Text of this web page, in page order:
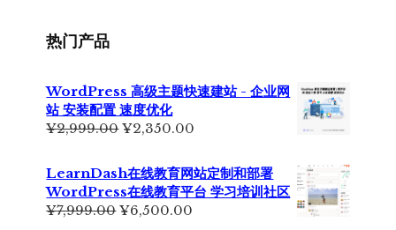
热门产品
WordPress 高级主题快速建站 - 企业网
站 安装配置 速度优化
¥2,999.00原
为：
¥2,999.00。
¥2,350.00
价
格
为：
LearnDash在线教育网站定制和部署
WordPress在线教育平台 学习培训社区
¥7,999.00原
¥6,500.00